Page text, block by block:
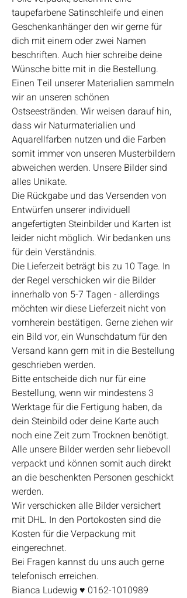
taupefarbene Satinschleife und einen
Geschenkanhänger den wir gerne für
dich mit einem oder zwei Namen
beschriften. Auch hier schreibe deine
Wünsche bitte mit in die Bestellung.
Einen Teil unserer Materialien sammeln
wir an unseren schönen
Ostseestränden. Wir weisen darauf hin,
dass wir Naturmaterialien und
Aquarellfarben nutzen und die Farben
somit immer von unseren Musterbildern
abweichen werden. Unsere Bilder sind
alles Unikate.
Die Rückgabe und das Versenden von
Entwürfen unserer individuell
angefertigten Steinbilder und Karten ist
leider nicht möglich. Wir bedanken uns
für dein Verständnis.
Die Lieferzeit beträgt bis zu 10 Tage. In
der Regel verschicken wir die Bilder
innerhalb von 5-7 Tagen - allerdings
möchten wir diese Lieferzeit nicht von
vornherein bestätigen. Gerne ziehen wir
ein Bild vor, ein Wunschdatum für den
Versand kann gern mit in die Bestellung
geschrieben werden.
Bitte entscheide dich nur für eine
Bestellung, wenn wir mindestens 3
Werktage für die Fertigung haben, da
dein Steinbild oder deine Karte auch
noch eine Zeit zum Trocknen benötigt.
Alle unsere Bilder werden sehr liebevoll
verpackt und können somit auch direkt
an die beschenkten Personen geschickt
werden.
Wir verschicken alle Bilder versichert
mit DHL. In den Portokosten sind die
Kosten für die Verpackung mit
eingerechnet.
Bei Fragen kannst du uns auch gerne
telefonisch erreichen.
Bianca Ludewig ♥ 0162-1010989